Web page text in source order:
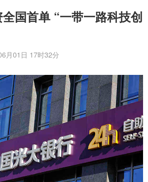
国首单 “一带一路科技创
月01日 17时32分